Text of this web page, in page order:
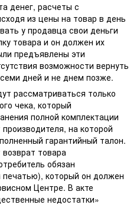
денег, расчеты с
из цены на товар в день
у продавца свои деньги
товара и он должен их
предъявлены эти
возможности вернуть
дней и не днем позже.
рассматриваться только
чека, который
полной комплектации
на которой
гарантийный талон.
товара
обязан
печатью), который он должен
Центре. В акте
недостатки»